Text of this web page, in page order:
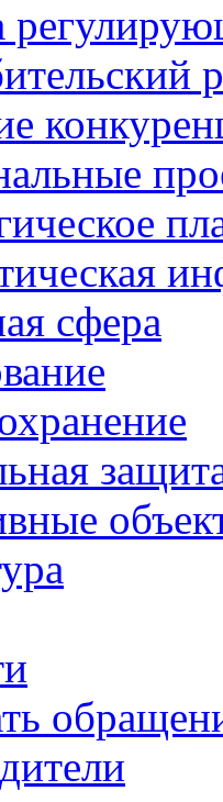
сфера